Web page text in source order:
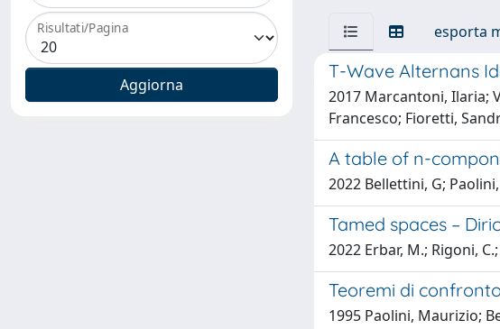
Risultati/Pagina esporta
T-Wave Alternans
2017 Marcantoni, Ilaria;
Francesco; Fioretti,
A table of n-
2022 Bellettini, G;
Tamed spaces –
2022 Erbar, M.; Rigoni,
Teoremi di
1995 Paolini, Maurizio;